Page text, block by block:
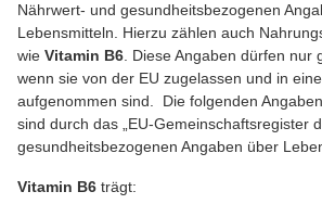
Nährwert- und gesundheitsbezogenen
Lebensmitteln. Hierzu zählen auch
wie Vitamin B6 . Diese Angaben dürfen nur
wenn sie von der EU zugelassen und in
aufgenommen sind. Die folgenden
sind durch das „EU-Gemeinschaftsregister
gesundheitsbezogenen Angaben über
Vitamin B6 trägt: